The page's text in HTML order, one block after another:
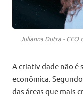
Julianna Dutra - CEO
A criatividade não é
econômica.
das áreas que mais